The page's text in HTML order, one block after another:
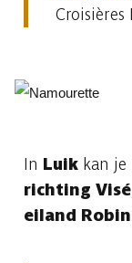
Croisières
In Luik kan je
richting Visé
eiland